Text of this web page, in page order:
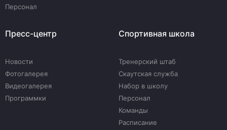
Персонал
Пресс-центр
Новости
Фотогалерея
Видеогалерея
Программки
Спортивная школа
Тренерский штаб
Скаутская служба
Набор в школу
Персонал
Команды
Расписание